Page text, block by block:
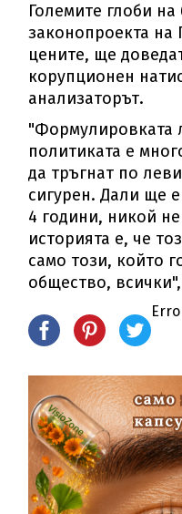
Големите глоби
законопроекта на
цените, ще
корупционен
анализаторът.
"Формулировката
политиката е
да тръгнат по
сигурен. Дали ще
4 години, никой
историята е, че
само този, който
общество,